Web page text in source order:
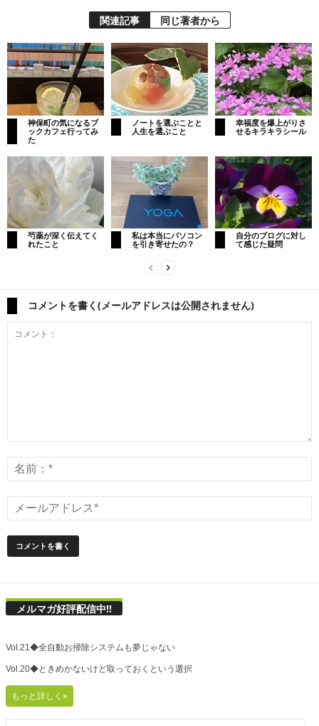
関連記事 同じ著者から
神保町の気になるブ
ックカフェ行ってみ
た
ノートを選ぶことと
人生を選ぶこと
幸福度を爆上がりさ
せるキラキラシール
芍薬が深く伝えてく
れたこと
私は本当にパソコン
を引き寄せたの？
自分のブログに対し
て感じた疑問
コメントを書く(メールアドレスは公開されません)
メルマガ好評配信中!!
Vol.21◆全自動お掃除システムも夢じゃない
Vol.20◆ときめかないけど取っておくという選択
もっと詳しく»